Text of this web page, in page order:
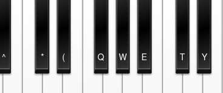
^ * ( Q W E T Y